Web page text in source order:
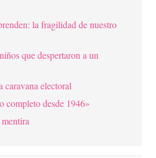
la fragilidad de nuestro
que despertaron a un
caravana electoral
completo desde 1946»